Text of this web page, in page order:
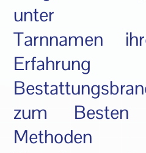
unter
Tarnnamen
zum
Methoden